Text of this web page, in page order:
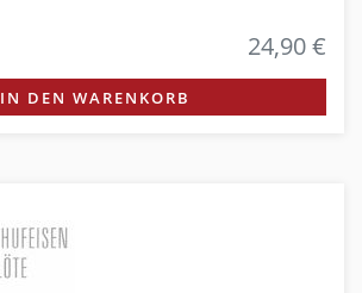
24,90 €
IN DEN WARENKORB